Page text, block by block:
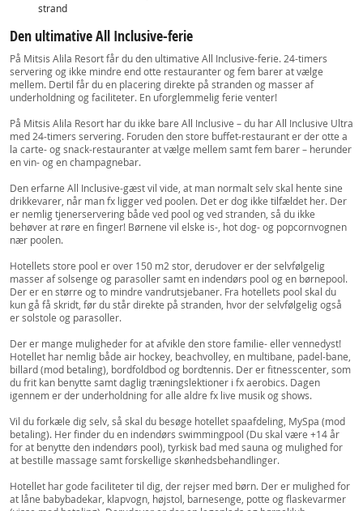
strand
Den ultimative All Inclusive-ferie
På Mitsis Alila Resort får du den ultimative All Inclusive-ferie. 24-timers
servering og ikke mindre end otte restauranter og fem barer at vælge
mellem. Dertil får du en placering direkte på stranden og masser af
underholdning og faciliteter. En uforglemmelig ferie venter!
På Mitsis Alila Resort har du ikke bare All Inclusive – du har All Inclusive Ultra
med 24-timers servering. Foruden den store buffet-restaurant er der otte a
la carte- og snack-restauranter at vælge mellem samt fem barer – herunder
en vin- og en champagnebar.
Den erfarne All Inclusive-gæst vil vide, at man normalt selv skal hente sine
drikkevarer, når man fx ligger ved poolen. Det er dog ikke tilfældet her. Der
er nemlig tjenerservering både ved pool og ved stranden, så du ikke
behøver at røre en finger! Børnene vil elske is-, hot dog- og popcornvognen
nær poolen.
Hotellets store pool er over 150 m2 stor, derudover er der selvfølgelig
masser af solsenge og parasoller samt en indendørs pool og en børnepool.
Der er en større og to mindre vandrutsjebaner. Fra hotellets pool skal du
kun gå få skridt, før du står direkte på stranden, hvor der selvfølgelig også
er solstole og parasoller.
Der er mange muligheder for at afvikle den store familie- eller vennedyst!
Hotellet har nemlig både air hockey, beachvolley, en multibane, padel-bane,
billard (mod betaling), bordfoldbod og bordtennis. Der er fitnesscenter, som
du frit kan benytte samt daglig træningslektioner i fx aerobics. Dagen
igennem er der underholdning for alle aldre fx live musik og shows.
Vil du forkæle dig selv, så skal du besøge hotellet spaafdeling, MySpa (mod
betaling). Her finder du en indendørs swimmingpool (Du skal være +14 år
for at benytte den indendørs pool), tyrkisk bad med sauna og mulighed for
at bestille massage samt forskellige skønhedsbehandlinger.
Hotellet har gode faciliteter til dig, der rejser med børn. Der er mulighed for
at låne babybadekar, klapvogn, højstol, barnesenge, potte og flaskevarmer